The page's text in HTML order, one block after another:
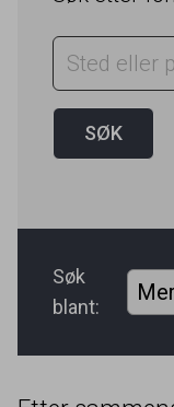
Søk
blant: